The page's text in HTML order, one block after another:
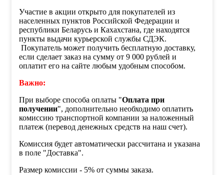
Участие в акции открыто для покупателей из
населенных пунктов Российской Федерации и
республики Беларусь и Кахахстана, где находятся
пункты выдачи курьерской службы СДЭК.
Покупатель может получить бесплатную доставку,
если сделает заказ на сумму от 9 000 рублей и
оплатит его на сайте любым удобным способом.
Важно:
При выборе способа оплаты "Оплата при
получении", дополнительно необходимо оплатить
комиссию транспортной компании за наложенный
платеж (перевод денежных средств на наш счет).
Комиссия будет автоматически рассчитана и указана
в поле "Доставка".
Размер комиссии - 5% от суммы заказа.